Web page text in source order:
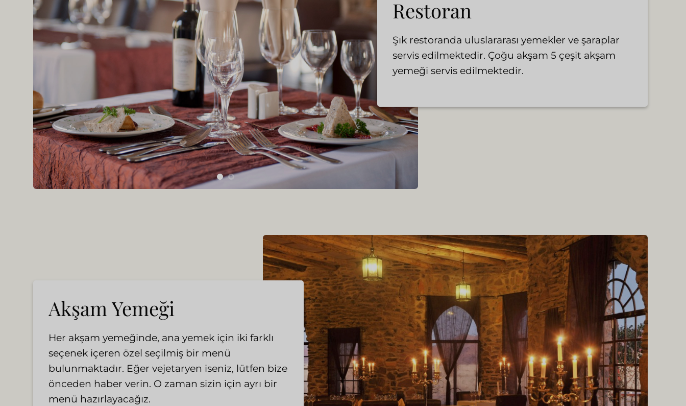
Restoran
Şık restoranda uluslararası yemekler ve şaraplar
servis edilmektedir. Çoğu akşam 5 çeşit akşam
yemeği servis edilmektedir.
Akşam Yemeği
Her akşam yemeğinde, ana yemek için iki farklı
seçenek içeren özel seçilmiş bir menü
bulunmaktadır. Eğer vejetaryen iseniz, lütfen bize
önceden haber verin. O zaman sizin için ayrı bir
menü hazırlayacağız.